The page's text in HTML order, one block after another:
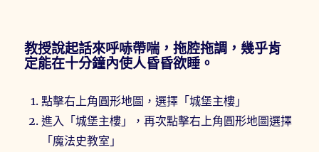
教授說起話來呼哧帶喘，拖腔拖調，幾乎肯
定能在十分鐘內使人昏昏欲睡。
點擊右上角圓形地圖，選擇「城堡主樓」
進入「城堡主樓」，再次點擊右上角圓形地圖選擇
「魔法史教室」